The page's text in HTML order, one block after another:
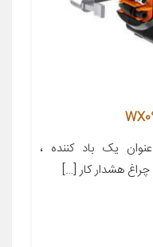
یک باد کننده ،
چراغ هشدار کار […]